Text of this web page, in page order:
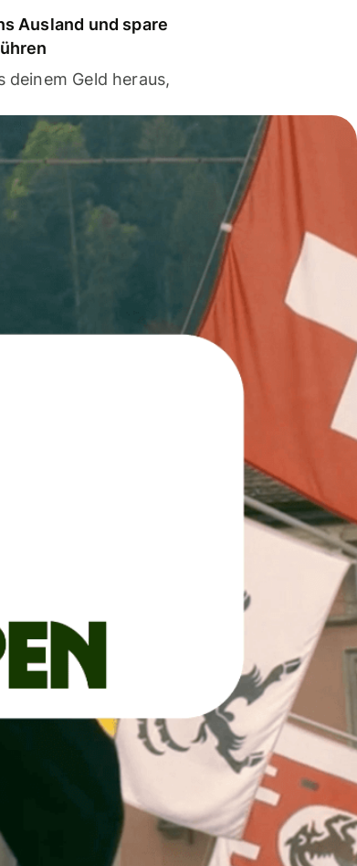
Ausland und spare
deinem Geld heraus,